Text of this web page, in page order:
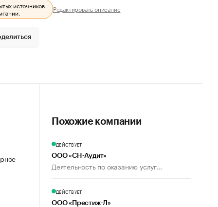
источников. Редактировать описание
Похожие компании
ДЕЙСТВУЕТ
ООО «СН-Аудит»
Деятельность по оказанию услуг...
ДЕЙСТВУЕТ
ООО «Престиж-Л»